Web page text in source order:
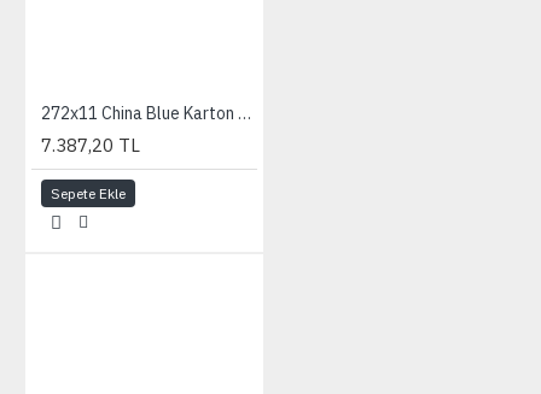
272x11 China Blue Karton Fon
7.387,20 TL
Sepete Ekle